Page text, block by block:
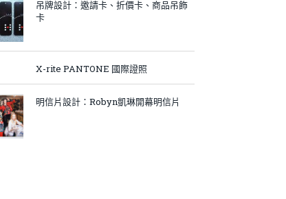
吊牌設計：邀請卡、折價卡、商品吊飾
卡
X-rite PANTONE 國際證照
明信片設計：Robyn凱琳開幕明信片